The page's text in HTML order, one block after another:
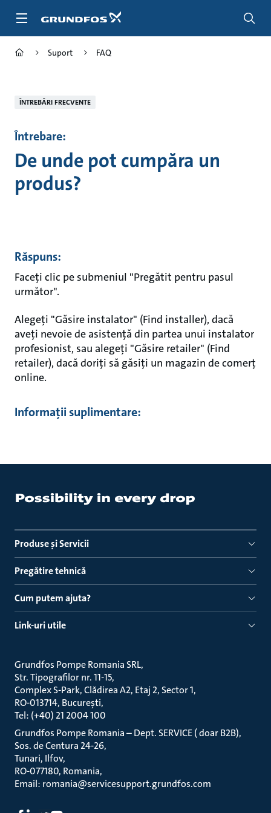
Suport FAQ
ÎNTREBĂRI FRECVENTE
Întrebare:
De unde pot cumpăra un
produs?
Răspuns:
Faceți clic pe submeniul "Pregătit pentru pasul
următor".
Alegeți "Găsire instalator" (Find installer), dacă
aveți nevoie de asistență din partea unui instalator
profesionist, sau alegeți "Găsire retailer" (Find
retailer), dacă doriți să găsiți un magazin de comerț
online.
Informații suplimentare:
Produse ṣi Servicii
Pregătire tehnică
Cum putem ajuta?
Link-uri utile
Grundfos Pompe Romania SRL
Str. Tipografilor nr. 11-15
Complex S-Park, Clădirea A2, Etaj 2, Sector 1
RO-013714, București
Tel: (+40) 21 2004 100
Grundfos Pompe Romania – Dept. SERVICE ( doar B2B)
Sos. de Centura 24-26
Tunari, Ilfov
RO-077180, Romania
Email: romania@servicesupport.grundfos.com